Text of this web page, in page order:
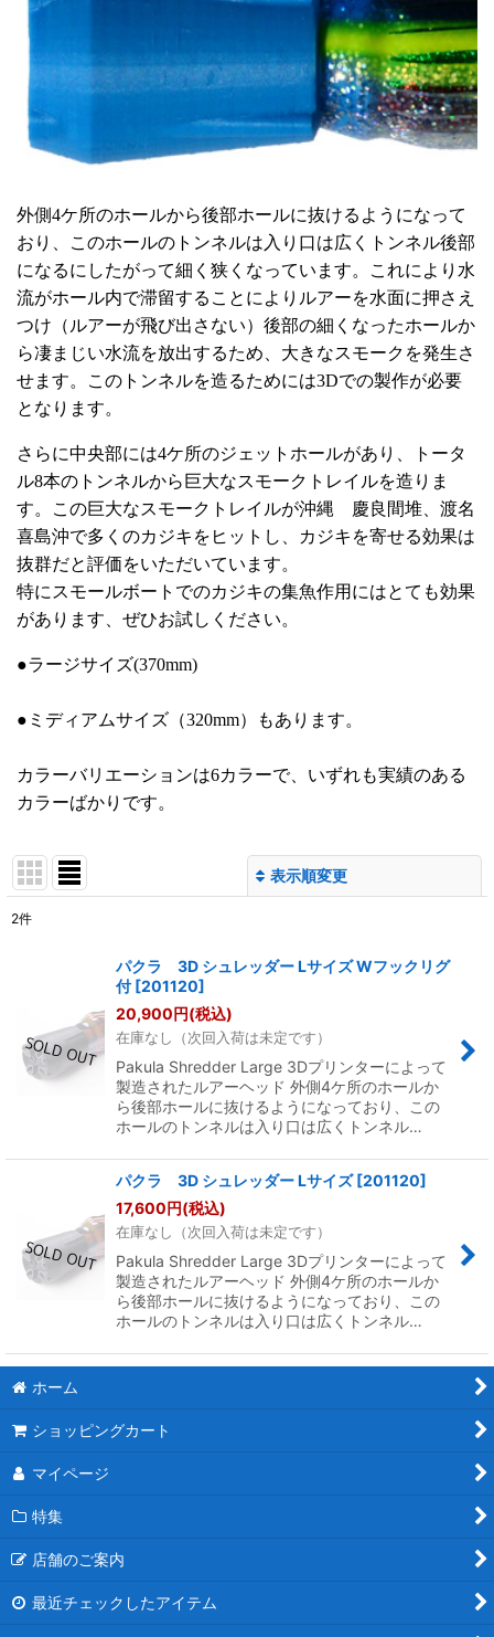
外側4ケ所のホールから後部ホールに抜けるようになって
おり、このホールのトンネルは入り口は広くトンネル後部
になるにしたがって細く狭くなっています。これにより水
流がホール内で滞留することによりルアーを水面に押さえ
つけ（ルアーが飛び出さない）後部の細くなったホールか
ら凄まじい水流を放出するため、大きなスモークを発生さ
せます。このトンネルを造るためには3Dでの製作が必要
となります。
さらに中央部には4ケ所のジェットホールがあり、トータ
ル8本のトンネルから巨大なスモークトレイルを造りま
す。この巨大なスモークトレイルが沖縄 慶良間堆、渡名
喜島沖で多くのカジキをヒットし、カジキを寄せる効果は
抜群だと評価をいただいています。
特にスモールボートでのカジキの集魚作用にはとても効果
があります、ぜひお試しください。
●ラージサイズ(370mm)
●ミディアムサイズ（320mm）もあります。
カラーバリエーションは6カラーで、いずれも実績のある
カラーばかりです。
表示順変更
絞り込む
2件
パクラ 3D シュレッダー Lサイズ Wフックリグ
付 [201120]
20,900円(税込)
在庫なし（次回入荷は未定です）
Pakula Shredder Large 3Dプリンターによって
製造されたルアーヘッド 外側4ケ所のホールか
ら後部ホールに抜けるようになっており、この
ホールのトンネルは入り口は広くトンネル…
パクラ 3D シュレッダー Lサイズ [201120]
17,600円(税込)
在庫なし（次回入荷は未定です）
Pakula Shredder Large 3Dプリンターによって
製造されたルアーヘッド 外側4ケ所のホールか
ら後部ホールに抜けるようになっており、この
ホールのトンネルは入り口は広くトンネル…
ホーム
ショッピングカート
マイページ
特集
店舗のご案内
最近チェックしたアイテム